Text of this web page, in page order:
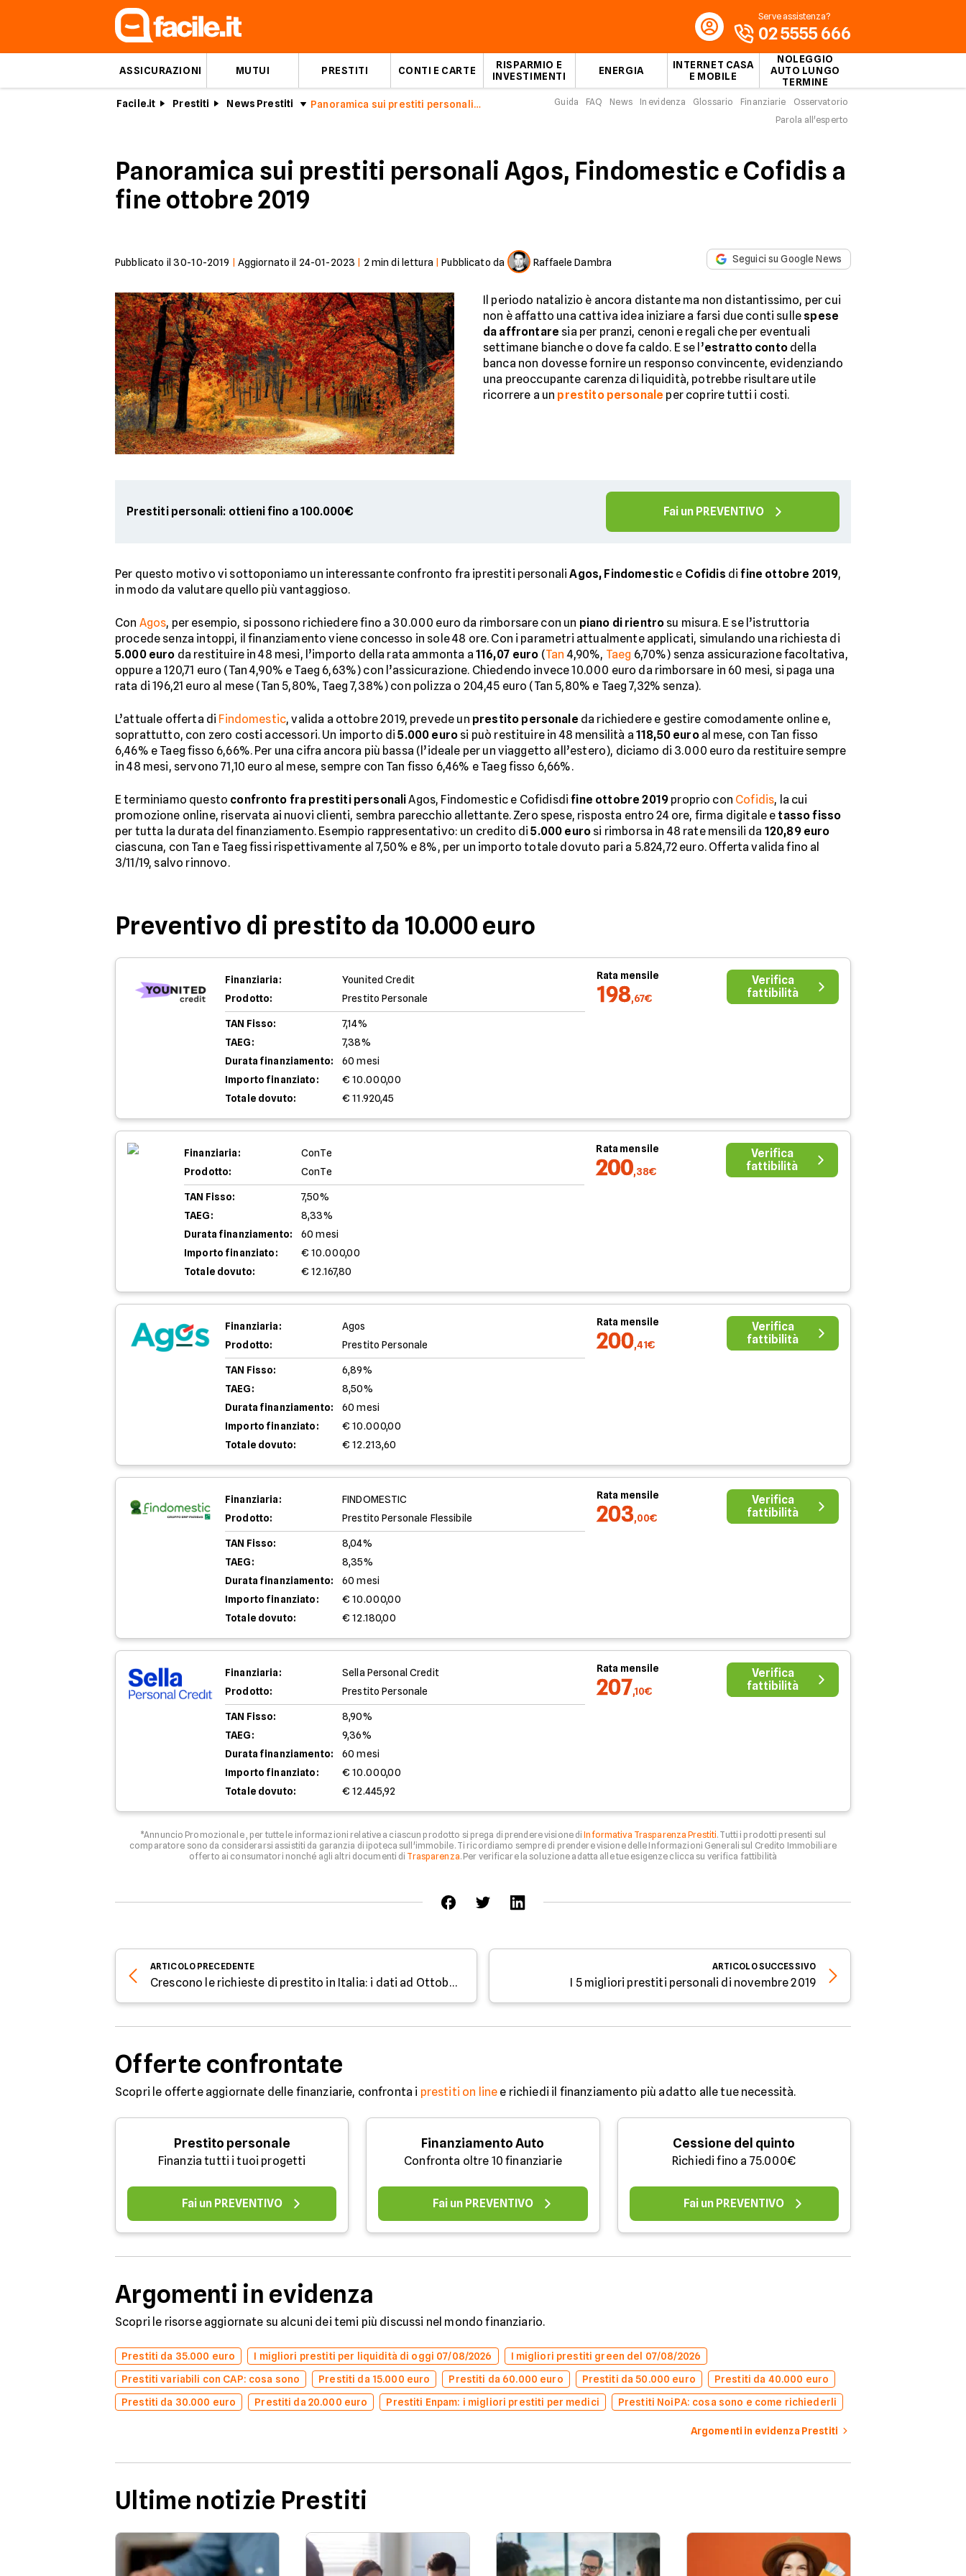
ASSICURAZIONI MUTUI PRESTITI CONTI E CARTE
RISPARMIO E
INVESTIMENTI
ENERGIA
INTERNET CASA
E MOBILE
NOLEGGIO
AUTO LUNGO
TERMINE
Serve assistenza?
02 5555 666
Facile.it Prestiti News Prestiti Panoramica sui prestiti personali Agos, Findomestic e Cofidis a fine ottobre 2019 Guida FAQ News In evidenza Glossario Finanziarie
Osservatorio
Parola all'esperto
Panoramica sui prestiti personali Agos, Findomestic e Cofidis a
fine ottobre 2019
Pubblicato il 30-10-2019 Aggiornato il 24-01-2023 2 min di lettura |Pubblicato da Raffaele Dambra Seguici su Google News
Il periodo natalizio è ancora distante ma non distantissimo, per cui
non è affatto una cattiva idea iniziare a farsi due conti sulle spese
da affrontare sia per pranzi, cenoni e regali che per eventuali
settimane bianche o dove fa caldo. E se l’estratto contodella
banca non dovesse fornire un responso convincente, evidenziando
una preoccupante carenza di liquidità, potrebbe risultare utile
ricorrere a un prestito personale per coprire tutti i costi.
Prestiti personali: ottieni fino a 100.000€ Fai un PREVENTIVO
Per questo motivo vi sottoponiamo un interessante confronto fra iprestiti personaliAgos, Findomestic e Cofidis difine ottobre 2019,
in modo da valutare quello più vantaggioso.
Con Agos, per esempio, si possono richiedere fino a 30.000 euro da rimborsare con un piano di rientro su misura. E se l’istruttoria
procede senza intoppi, il finanziamento viene concesso in sole 48 ore. Con i parametri attualmente applicati, simulando una richiesta di
5.000 euro da restituire in 48 mesi, l’importo della rata ammonta a 116,07 euro (Tan 4,90%, Taeg 6,70%) senza assicurazione facoltativa,
oppure a 120,71 euro (Tan 4,90% e Taeg 6,63%) con l’assicurazione. Chiedendo invece 10.000 euro da rimborsare in 60 mesi, si paga una
rata di 196,21 euro al mese (Tan 5,80%, Taeg 7,38%) con polizza o 204,45 euro (Tan 5,80% e Taeg 7,32% senza).
L’attuale offerta di Findomestic, valida a ottobre 2019, prevede un prestito personale da richiedere e gestire comodamente online e,
soprattutto, con zero costi accessori. Un importo di5.000 euro si può restituire in 48 mensilità a118,50 euroal mese, con Tan fisso
6,46% e Taeg fisso 6,66%. Per una cifra ancora più bassa (l’ideale per un viaggetto all’estero), diciamo di 3.000 euro da restituire sempre
in 48 mesi, servono 71,10 euro al mese, sempre con Tan fisso 6,46% e Taeg fisso 6,66%.
E terminiamo questo confronto fra prestiti personaliAgos, Findomestic e Cofidisdifine ottobre 2019 proprio con Cofidis, la cui
promozione online, riservata ai nuovi clienti, sembra parecchio allettante. Zero spese, risposta entro 24 ore, firma digitale e tasso fisso
per tutta la durata del finanziamento. Esempio rappresentativo: un credito di5.000 euro si rimborsa in 48 rate mensili da 120,89 euro
ciascuna, con Tan e Taeg fissi rispettivamente al 7,50% e 8%, per un importo totale dovuto pari a 5.824,72 euro. Offerta valida fino al
3/11/19, salvo rinnovo.
Preventivo di prestito da 10.000 euro
Finanziaria:
Younited Credit
Prodotto:
Prestito Personale
TAN Fisso:
7,14%
TAEG:
7,38%
Durata finanziamento:
60 mesi
Importo finanziato:
€ 10.000,00
Totale dovuto:
€ 11.920,45
Rata mensile
198,67€
Verifica
fattibilità
Finanziaria:
ConTe
Prodotto:
ConTe
TAN Fisso:
7,50%
TAEG:
8,33%
Durata finanziamento:
60 mesi
Importo finanziato:
€ 10.000,00
Totale dovuto:
€ 12.167,80
Rata mensile
200,38€
Verifica
fattibilità
Finanziaria:
Agos
Prodotto:
Prestito Personale
TAN Fisso:
6,89%
TAEG:
8,50%
Durata finanziamento:
60 mesi
Importo finanziato:
€ 10.000,00
Totale dovuto:
€ 12.213,60
Rata mensile
200,41€
Verifica
fattibilità
Finanziaria:
FINDOMESTIC
Prodotto:
Prestito Personale Flessibile
TAN Fisso:
8,04%
TAEG:
8,35%
Durata finanziamento:
60 mesi
Importo finanziato:
€ 10.000,00
Totale dovuto:
€ 12.180,00
Rata mensile
203,00€
Verifica
fattibilità
Finanziaria:
Sella Personal Credit
Prodotto:
Prestito Personale
TAN Fisso:
8,90%
TAEG:
9,36%
Durata finanziamento:
60 mesi
Importo finanziato:
€ 10.000,00
Totale dovuto:
€ 12.445,92
Rata mensile
207,10€
Verifica
fattibilità
*Annuncio Promozionale , per tutte le informazioni relative a ciascun prodotto si prega di prendere visione diInformativa Trasparenza Prestiti. Tutti i prodotti presenti sul
comparatore sono da considerarsi assistiti da garanzia di ipoteca sull'immobile. Ti ricordiamo sempre di prendere visione delle Informazioni Generali sul Credito Immobiliare
offerto ai consumatori nonché agli altri documenti di Trasparenza. Per verificare la soluzione adatta alle tue esigenze clicca su verifica fattibilità
ARTICOLO PRECEDENTE
Crescono le richieste di prestito in Italia: i dati ad Ottobre 2019
ARTICOLOSUCCESSIVO
I 5 migliori prestiti personali di novembre 2019
Offerte confrontate
Scopri le offerte aggiornate delle finanziarie, confronta i prestiti on line e richiedi il finanziamento più adatto alle tue necessità.
Prestito personale
Finanzia tutti i tuoi progetti
Fai un PREVENTIVO
Finanziamento Auto
Confronta oltre 10 finanziarie
Fai un PREVENTIVO
Cessione del quinto
Richiedi fino a 75.000€
Fai un PREVENTIVO
Argomenti in evidenza
Scopri le risorse aggiornate su alcuni dei temi più discussi nel mondo finanziario.
Prestiti da 35.000 euro I migliori prestiti per liquidità di oggi 07/08/2026
I migliori prestiti green del 07/08/2026
Prestiti variabili con CAP: cosa sono
Prestiti da 15.000 euro Prestiti da 60.000 euro Prestiti da 50.000 euro
Prestiti da 40.000 euro
Prestiti da 30.000 euro
Prestiti da 20.000 euro Prestiti Enpam: i migliori prestiti per medici Prestiti NoiPA: cosa sono e come richiederli
Argomenti in evidenza Prestiti
Ultime notizie Prestiti